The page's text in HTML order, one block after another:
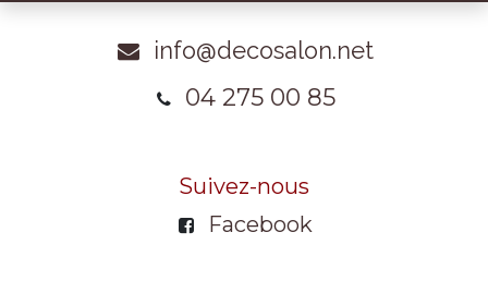
info@decosalon.net
04 275 00 85
Suivez-nous
Facebook